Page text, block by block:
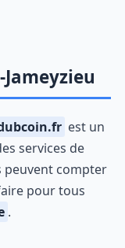
est un
services de
peuvent compter
pour tous
.